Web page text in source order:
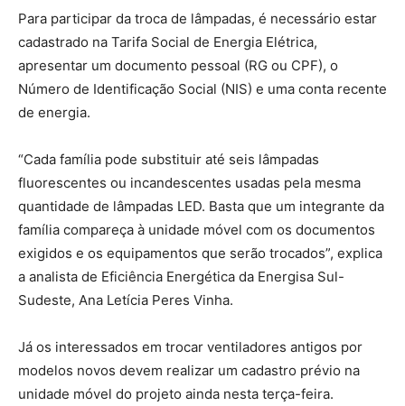
Para participar da troca de lâmpadas, é necessário estar
cadastrado na Tarifa Social de Energia Elétrica,
apresentar um documento pessoal (RG ou CPF), o
Número de Identificação Social (NIS) e uma conta recente
de energia.
“Cada família pode substituir até seis lâmpadas
fluorescentes ou incandescentes usadas pela mesma
quantidade de lâmpadas LED. Basta que um integrante da
família compareça à unidade móvel com os documentos
exigidos e os equipamentos que serão trocados”, explica
a analista de Eficiência Energética da Energisa Sul-
Sudeste, Ana Letícia Peres Vinha.
Já os interessados em trocar ventiladores antigos por
modelos novos devem realizar um cadastro prévio na
unidade móvel do projeto ainda nesta terça-feira.